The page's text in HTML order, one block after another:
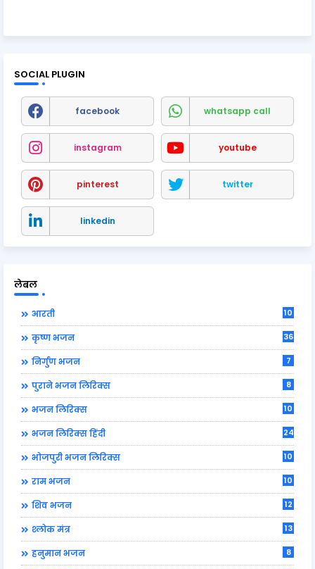
SOCIAL PLUGIN
facebook whatsapp call
instagram youtube
pinterest twitter
linkedin
लेबल
आरती 10
कृष्ण भजन 36
निर्गुण भजन 7
पुराने भजन लिरिक्स 8
भजन लिरिक्स 10
भजन लिरिक्स हिंदी 24
भोजपुरी भजन लिरिक्स 10
राम भजन 10
शिव भजन 12
श्लोक मंत्र 13
हनुमान भजन 8